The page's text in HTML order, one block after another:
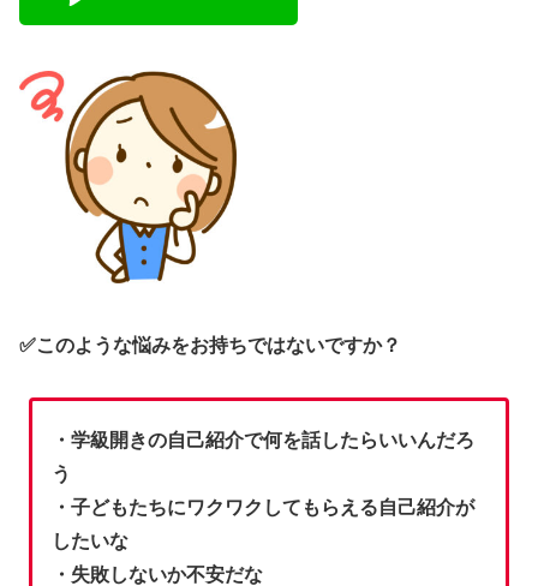
✅このような悩みをお持ちではないですか？
・学級開きの自己紹介で何を話したらいいんだろ
う
・子どもたちにワクワクしてもらえる自己紹介が
したいな
・失敗しないか不安だな